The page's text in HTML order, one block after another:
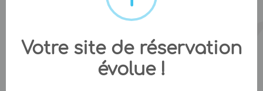
Votre site de réservation
évolue !